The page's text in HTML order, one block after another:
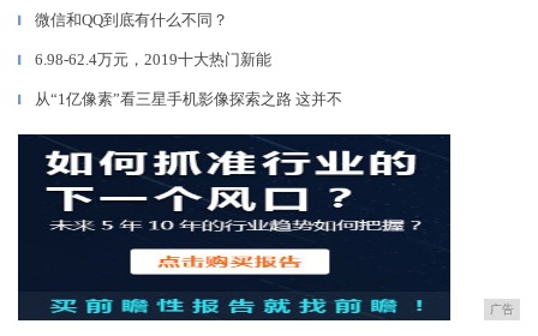
▎ 微信和QQ到底有什么不同？
▎ 6.98-62.4万元，2019十大热门新能
▎ 从“1亿像素”看三星手机影像探索之路 这并不
广告